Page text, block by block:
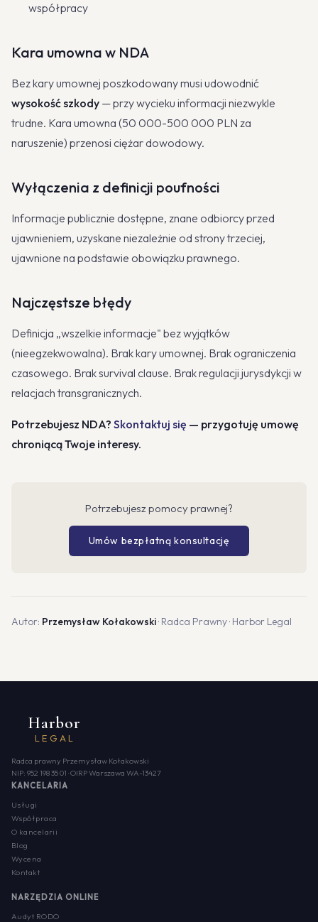
współpracy
Kara umowna w NDA
Bez kary umownej poszkodowany musi udowodnić
wysokość szkody — przy wycieku informacji niezwykle
trudne. Kara umowna (50 000-500 000 PLN za
naruszenie) przenosi ciężar dowodowy.
Wyłączenia z definicji poufności
Informacje publicznie dostępne, znane odbiorcy przed
ujawnieniem, uzyskane niezależnie od strony trzeciej,
ujawnione na podstawie obowiązku prawnego.
Najczęstsze błędy
Definicja „wszelkie informacje" bez wyjątków
(nieegzekwowalna). Brak kary umownej. Brak ograniczenia
czasowego. Brak survival clause. Brak regulacji jurysdykcji w
relacjach transgranicznych.
Potrzebujesz NDA? Skontaktuj się — przygotuję umowę
chroniącą Twoje interesy.
Potrzebujesz pomocy prawnej?
Umów bezpłatną konsultację
Autor: Przemysław Kołakowski· Radca Prawny · Harbor Legal
LEGAL
Harbor
Radca prawny Przemysław Kołakowski
NIP: 952 198 35 01 · OIRP Warszawa WA-13427
KANCELARIA
Usługi
Współpraca
O kancelarii
Blog
Wycena
Kontakt
NARZĘDZIA ONLINE
Audyt RODO